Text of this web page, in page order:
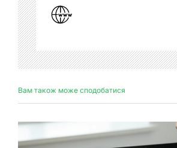
Вам також може сподобатися